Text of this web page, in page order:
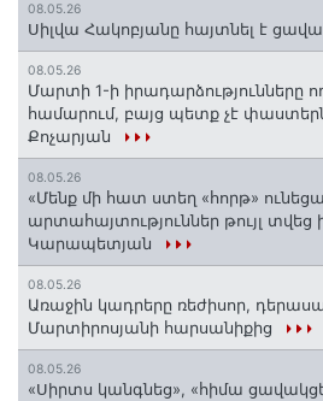
08.05.26
Սիլվա Հակոբյանը հայտնել է
08.05.26
Մարտի 1-ի իրադարձությունները
համարում, բայց պետք չէ
Քոչարյան
08.05.26
«Մենք մի հատ ստեղ «հորթ»
արտահայտություններ թույլ տվեց
Կարապետյան
08.05.26
Առաջին կադրերը ռեժիսոր,
Մարտիրոսյանի հարսանիքից
08.05.26
«Սիրտս կանգնեց», «հիմա